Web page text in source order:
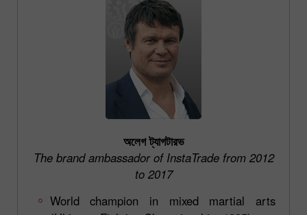
অলেগ ট্যাগটারভ
The brand ambassador of InstaTrade from 2012
to 2017
World champion in mixed martial arts